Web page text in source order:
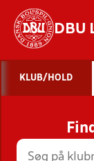
DBU
KLUB/HOLD